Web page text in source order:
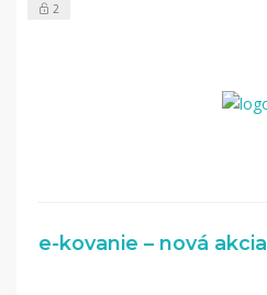
2
e-kovanie – nová akcia